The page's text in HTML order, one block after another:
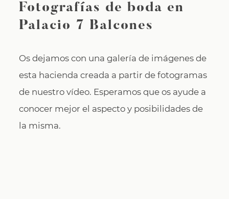
Fotografías de boda en
Palacio 7 Balcones
Os dejamos con una galería de imágenes de
esta hacienda creada a partir de fotogramas
de nuestro vídeo. Esperamos que os ayude a
conocer mejor el aspecto y posibilidades de
la misma.